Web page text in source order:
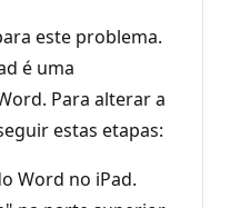
este problema.
é uma
Para alterar a
estas etapas:
Word no iPad.